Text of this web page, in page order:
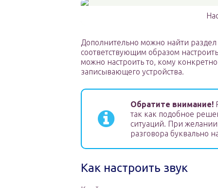
Дополнительно можно найти
соответствующим образом
можно настроить то, кому
записывающего устройства.
Обратите внимание!
так как подобное
ситуаций. При
разговора буквально
Как настроить звук